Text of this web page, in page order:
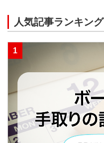
人気記事ランキング